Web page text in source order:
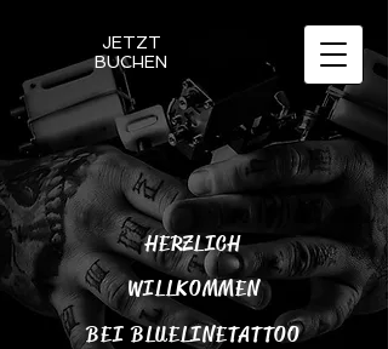
JETZT
BUCHEN
HERZLICH
WILLKOMMEN
BEI BLUELINETATTOO